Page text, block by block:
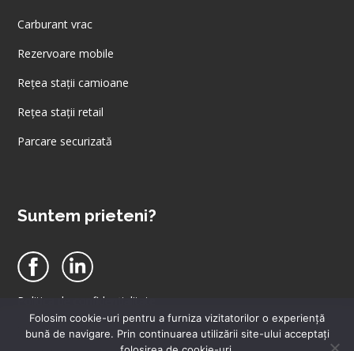
Carburant vrac
Rezervoare mobile
Rețea stații camioane
Rețea stații retail
Parcare securizată
Suntem prieteni?
Politica de confidențialitate
Politica de cookies
Condiții generale de afaceri
Acest site utilizeaza cookie-uri. Apasand accept, va exprimati
Folosim cookie-uri pentru a furniza vizitatorilor o experienţă
bună de navigare. Prin continuarea utilizării site-ului acceptați